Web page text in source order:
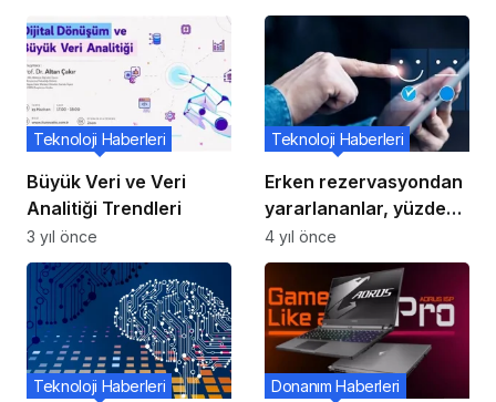
Büyük Veri ve Veri
Analitiği Trendleri
Teknoloji Haberleri
3 yıl önce
Erken rezervasyondan
yararlananlar, yüzde
110’a kadar daha
avantajlı tatil yaptı
Teknoloji Haberleri
4 yıl önce
Teknoloji Haberleri Donanım Haberleri